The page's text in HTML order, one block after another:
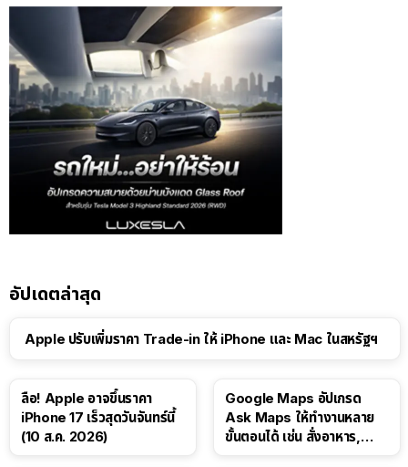
อัปเดตล่าสุด
Apple ปรับเพิ่มราคา Trade-in ให้ iPhone และ Mac ในสหรัฐฯ
ลือ! Apple อาจขึ้นราคา
iPhone 17 เร็วสุดวันจันทร์นี้
(10 ส.ค. 2026)
Google Maps อัปเกรด
Ask Maps ให้ทำงานหลาย
ขั้นตอนได้ เช่น สั่งอาหาร,